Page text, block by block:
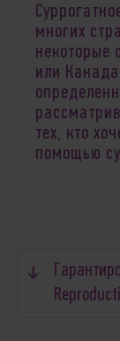
многих
некоторые
или
тех, кто
помощью